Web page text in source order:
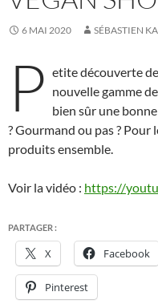
6 MAI 2020 SÉBASTIEN
P etite découverte
nouvelle gamme
bien sûr une
? Gourmand ou pas ? Pour
produits ensemble.
Voir la vidéo : https://
PARTAGER :
X Facebook
Pinterest